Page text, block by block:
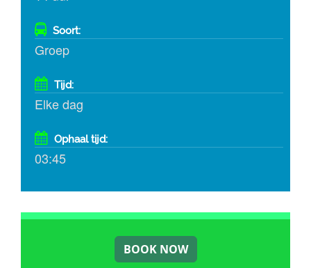
Soort:
Groep
Tijd:
Elke dag
Ophaal tijd:
03:45